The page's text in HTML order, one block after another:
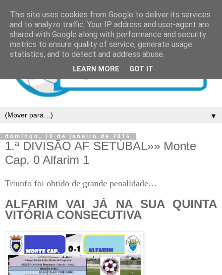
▼
domingo, 10 de janeiro de 2016
1.ª DIVISÃO AF SETÚBAL»» Monte
Cap. 0 Alfarim 1
Triunfo foi obtido de grande penalidade…
ALFARIM VAI JÁ NA SUA QUINTA
VITÓRIA CONSECUTIVA
This site uses cookies from Google to deliver its services
and to analyze traffic. Your IP address and user-agent are
shared with Google along with performance and security
metrics to ensure quality of service, generate usage
statistics, and to detect and address abuse.
LEARN MORE GOT IT